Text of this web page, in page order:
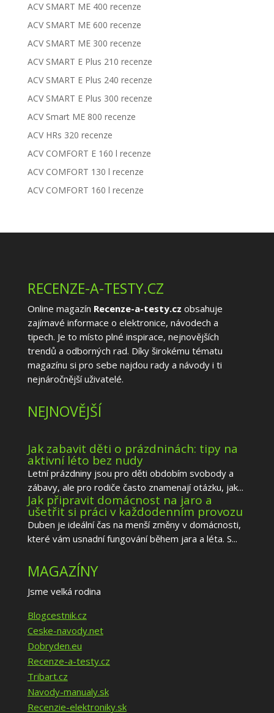
ACV SMART ME 400 recenze
ACV SMART ME 600 recenze
ACV SMART ME 300 recenze
ACV SMART E Plus 210 recenze
ACV SMART E Plus 240 recenze
ACV SMART E Plus 300 recenze
ACV Smart ME 800 recenze
ACV HRs 320 recenze
ACV COMFORT E 160 l recenze
ACV COMFORT 130 l recenze
ACV COMFORT 160 l recenze
RECENZE-A-TESTY.CZ
Online magazín Recenze-a-testy.cz obsahuje
zajímavé informace o elektronice, návodech a
tipech. Je to místo plné inspirace, nejnovějších
trendů a odborných rad. Díky širokému tématu
magazínu si pro sebe najdou rady a návody i ti
nejnáročnější uživatelé.
NEJNOVĚJŠÍ
Jak zabavit děti o prázdninách: tipy na
aktivní léto bez nudy
Letní prázdniny jsou pro děti obdobím svobody a
zábavy, ale pro rodiče často znamenají otázku, jak...
Jak připravit domácnost na jaro a
ušetřit si práci v každodenním provozu
Duben je ideální čas na menší změny v domácnosti,
které vám usnadní fungování během jara a léta. S...
MAGAZÍNY
Jsme velká rodina
Blogcestnik.cz
Ceske-navody.net
Dobryden.eu
Recenze-a-testy.cz
Tribart.cz
Navody-manualy.sk
Recenzie-elektroniky.sk